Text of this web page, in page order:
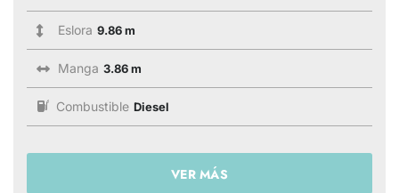
Eslora 9.86 m
Manga 3.86 m
Combustible Diesel
VER MÁS